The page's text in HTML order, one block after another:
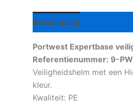
Beschrijving
Portwest Expertbase
Referentienummer: 9-
Veiligheidshelm met een
kleur.
Kwaliteit: PE